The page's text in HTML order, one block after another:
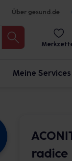
Über gesund.de
Meine Services
radice